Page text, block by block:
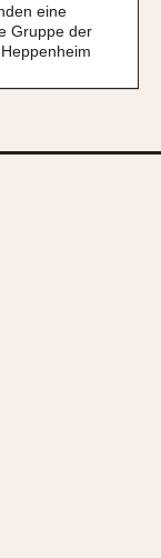
eine
Gruppe der